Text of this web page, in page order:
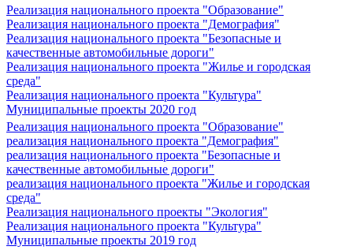
Реализация национального проекта "Образование"
Реализация национального проекта "Демография"
Реализация национального проекта "Безопасные и
качественные автомобильные дороги"
Реализация национального проекта "Жилье и городская
среда"
Реализация национального проекта "Культура"
Муниципальные проекты 2020 год
Реализация национального проекта "Образование"
реализация национального проекта "Демография"
реализация национального проекта "Безопасные и
качественные автомобильные дороги"
реализация национального проекта "Жилье и городская
среда"
Реализация национального проекты "Экология"
Реализация национального проекта "Культура"
Муниципальные проекты 2019 год